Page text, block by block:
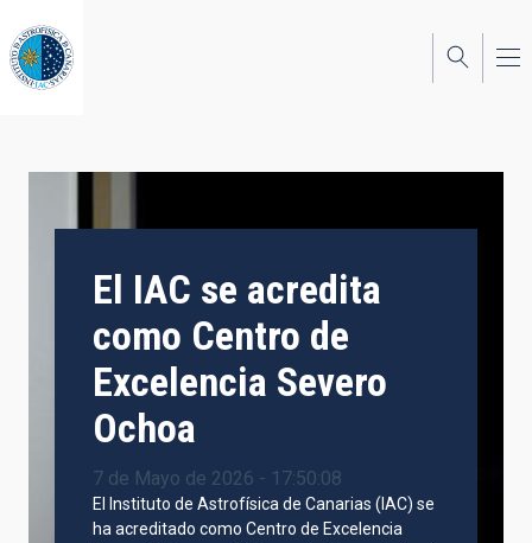
al
contenido
principal
El IAC se acredita
como Centro de
Excelencia Severo
Ochoa
7 de Mayo de 2026 - 17:50:08
El Instituto de Astrofísica de Canarias (IAC) se
ha acreditado como Centro de Excelencia